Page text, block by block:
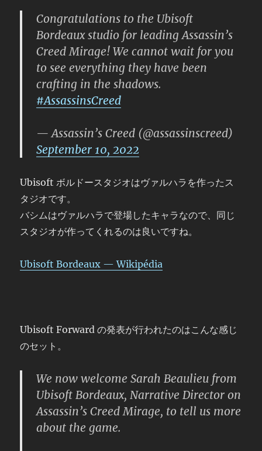
Congratulations to the Ubisoft
Bordeaux studio for leading Assassin’s
Creed Mirage! We cannot wait for you
to see everything they have been
crafting in the shadows.
#AssassinsCreed
— Assassin’s Creed (@assassinscreed)
September 10, 2022
Ubisoft ボルドースタジオはヴァルハラを作ったス
タジオです。
バシムはヴァルハラで登場したキャラなので、同じ
スタジオが作ってくれるのは良いですね。
Ubisoft Bordeaux — Wikipédia
Ubisoft Forward の発表が行われたのはこんな感じ
のセット。
We now welcome Sarah Beaulieu from
Ubisoft Bordeaux, Narrative Director on
Assassin’s Creed Mirage, to tell us more
about the game.